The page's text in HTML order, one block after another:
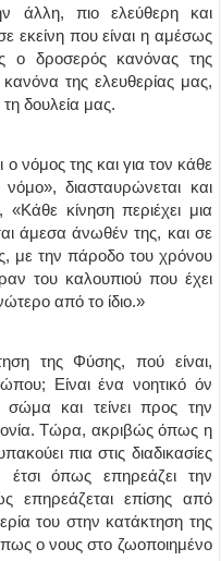
άλλη, πιο ελεύθερη και
εκείνη που είναι η αμέσως
ο δροσερός κανόνας της
κανόνα της ελευθερίας μας,
δουλεία μας.
ο νόμος της και για τον κάθε
διασταυρώνεται και
«Κάθε κίνηση περιέχει μια
άμεσα άνωθέν της, και σε
με την πάροδο του χρόνου
του καλουπιού που έχει
από το ίδιο.»
της Φύσης, πού είναι,
Είναι ένα νοητικό όν
και τείνει προς την
Τώρα, ακριβώς όπως η
πια στις διαδικασίες
όπως επηρεάζει την
επηρεάζεται επίσης από
του στην κατάκτηση της
ο νους στο ζωοποιημένο